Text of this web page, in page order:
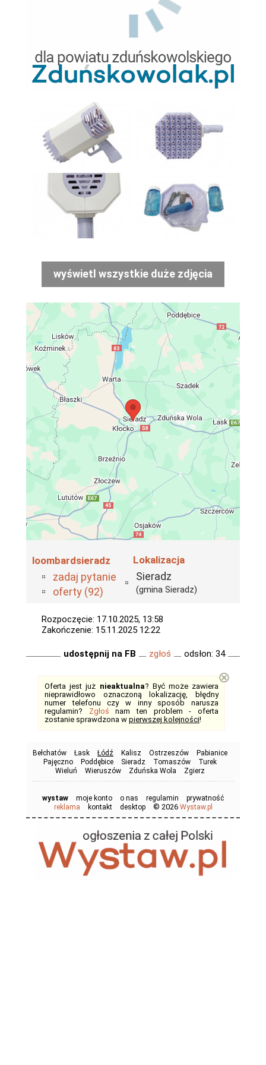
wyświetl wszystkie duże zdjęcia
loombardsieradz
zadaj pytanie
oferty (92)
Lokalizacja
Sieradz
(gmina Sieradz)
Rozpoczęcie: 17.10.2025, 13:58
Zakończenie: 15.11.2025 12:22
udostępnij na FB zgłoś odsłon: 34
Oferta jest już nieaktualna? Być może zawiera
nieprawidłowo oznaczoną lokalizację, błędny
numer telefonu czy w inny sposób narusza
regulamin? Zgłoś nam ten problem - oferta
zostanie sprawdzona w pierwszej kolejności!
⊗
Bełchatów Łask Łódź Kalisz Ostrzeszów
Pabianice
Pajęczno
Poddębice Sieradz Tomaszów
Turek
Wieluń
Wieruszów Zduńska Wola Zgierz
wystaw moje konto o nas regulamin
prywatność
reklama
kontakt desktop © 2026 Wystaw.pl